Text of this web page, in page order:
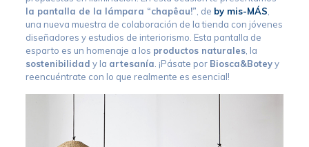
la pantalla de la lámpara “chapêau!” , de by mis-MÁS
una nueva muestra de colaboración de la tienda con jóvenes
diseñadores y estudios de interiorismo. Esta pantalla de
esparto es un homenaje a los productos naturales, la
sostenibilidad y la artesanía . ¡Pásate por Biosca&Boteyy
reencuéntrate con lo que realmente es esencial!